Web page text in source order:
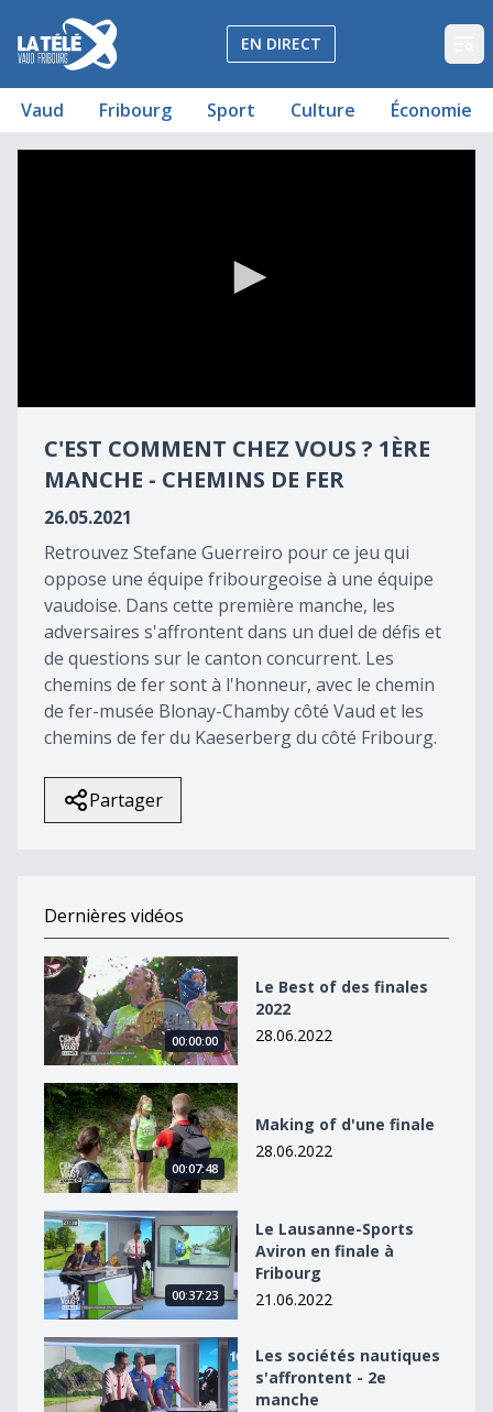
La Télé - Télévision régionale Vaud et Fribourg
EN DIRECT
Vaud Fribourg Sport Culture Économie
minutes,
seconds
C'EST COMMENT CHEZ VOUS ? 1ÈRE
MANCHE - CHEMINS DE FER
26.05.2021
Retrouvez Stefane Guerreiro pour ce jeu qui
oppose une équipe fribourgeoise à une équipe
vaudoise. Dans cette première manche, les
adversaires s'affrontent dans un duel de défis et
de questions sur le canton concurrent. Les
chemins de fer sont à l'honneur, avec le chemin
de fer-musée Blonay-Chamby côté Vaud et les
chemins de fer du Kaeserberg du côté Fribourg.
Partager
Dernières vidéos
Le Best of des finales 2022
00:00:00
Le Best of des finales
2022
28.06.2022
Making of d&#039;une finale
00:07:48
Making of d'une finale
28.06.2022
Le Lausanne-Sports Aviron en finale à Fribourg
00:37:23
Le Lausanne-Sports
Aviron en finale à
Fribourg
21.06.2022
Les sociétés nautiques s&#039;affrontent - 2e manche
Les sociétés nautiques
s'affrontent - 2e
manche